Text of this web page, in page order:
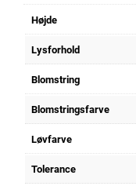
Højde
Lysforhold
Blomstring
Blomstringsfarve
Løvfarve
Tolerance